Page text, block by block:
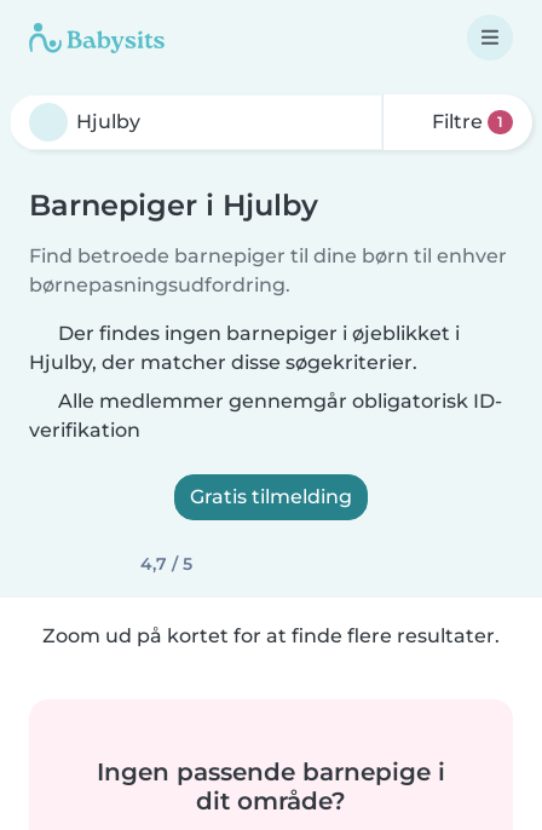
Filtre 1
Barnepiger i Hjulby
Find betroede barnepiger til dine børn til enhver
børnepasningsudfordring.
Der findes ingen barnepiger i øjeblikket i
Hjulby, der matcher disse søgekriterier.
Alle medlemmer gennemgår obligatorisk ID-
verifikation
Gratis tilmelding
4,7 / 5
Zoom ud på kortet for at finde flere resultater.
Ingen passende barnepige i
dit område?